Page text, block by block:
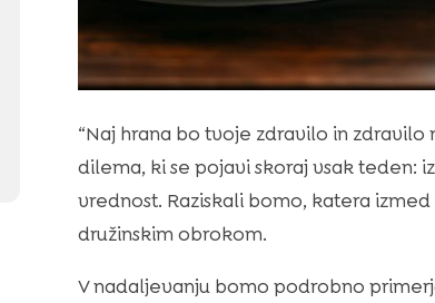
“Naj hrana bo tvoje zdravilo in
dilema, ki se pojavi skoraj vsak teden:
vrednost. Raziskali bomo, katera
družinskim obrokom.
V nadaljevanju bomo podrobno